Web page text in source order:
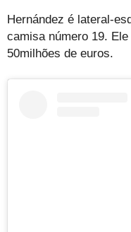
Hernández é lateral-
camisa número 19.
50milhões de euros.